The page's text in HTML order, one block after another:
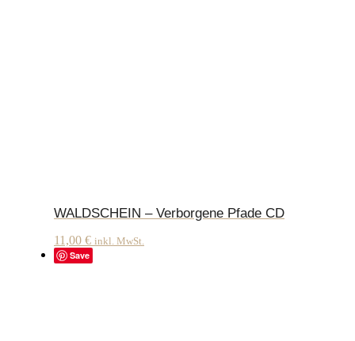
WALDSCHEIN – Verborgene Pfade CD
11,00 € inkl. MwSt.
Save